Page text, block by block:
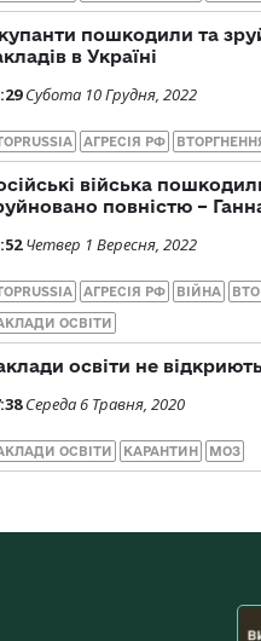
пошкодили та
в Україні
Субота 10 Грудня, 2022
АГРЕСІЯ РФ
війська
повністю –
Четвер 1 Вересня, 2022
АГРЕСІЯ РФ ВІЙНА
ОСВІТИ
освіти не
Середа 6 Травня, 2020
ОСВІТИ КАРАНТИН МОЗ